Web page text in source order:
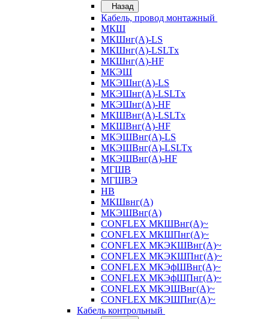
Назад
Кабель, провод монтажный
МКШ
МКШнг(А)-LS
МКШнг(А)-LSLTx
МКШнг(А)-HF
МКЭШ
МКЭШнг(А)-LS
МКЭШнг(А)-LSLTx
МКЭШнг(А)-HF
МКШВнг(A)-LSLTx
МКШВнг(А)-HF
МКЭШВнг(А)-LS
МКЭШВнг(A)-LSLTx
МКЭШВнг(А)-HF
МГШВ
МГШВЭ
НВ
МКШвнг(А)
МКЭШВнг(А)
CONFLEX МКШВнг(А)~
CONFLEX МКШПнг(А)~
CONFLEX МКЭКШВнг(А)~
CONFLEX МКЭКШПнг(А)~
CONFLEX МКЭфШВнг(А)~
CONFLEX МКЭфШПнг(А)~
CONFLEX МКЭШВнг(А)~
CONFLEX МКЭШПнг(А)~
Кабель контрольный